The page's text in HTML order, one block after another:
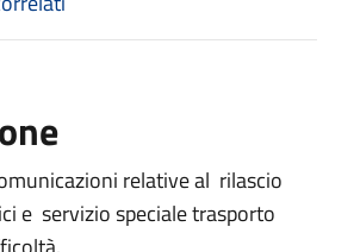
relative al rilascio
e servizio speciale trasporto